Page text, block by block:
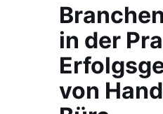
in der
von